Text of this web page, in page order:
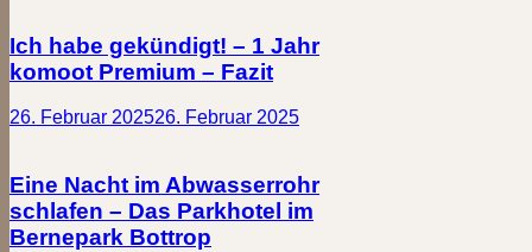
Ich habe gekündigt! – 1 Jahr
komoot Premium – Fazit
26. Februar 202526. Februar 2025
Eine Nacht im Abwasserrohr
schlafen – Das Parkhotel im
Bernepark Bottrop